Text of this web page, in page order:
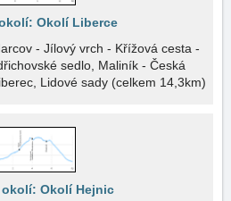
Okolí Liberce
- Jílový vrch - Křížová cesta -
sedlo, Maliník - Česká
Lidové sady (celkem 14,3km)
Okolí Hejnic